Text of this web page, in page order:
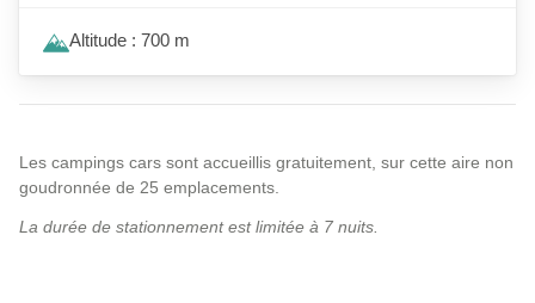
Les campings cars sont accueillis gratuitement, sur cette aire non
goudronnée de 25 emplacements.
La durée de stationnement est limitée à 7 nuits.
Altitude : 700 m